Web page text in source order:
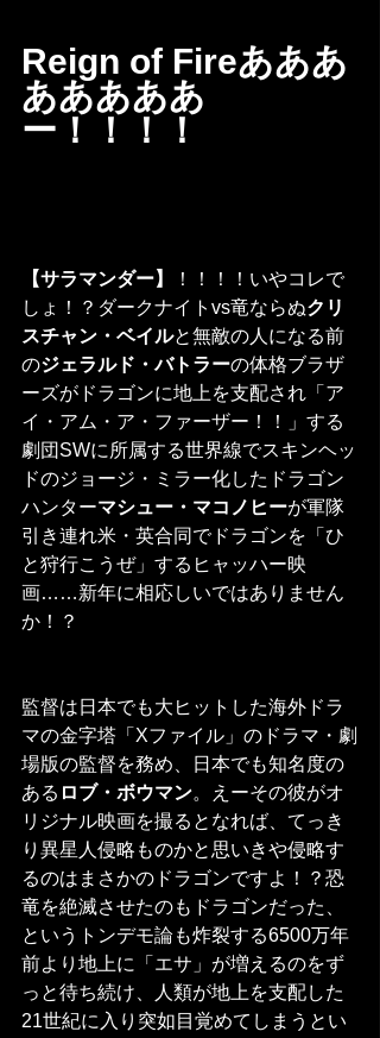
Reign of Fireあああ
あああああ
ー！！！！
【サラマンダー】
！！！！いやコレで
しょ！？ダークナイトvs竜ならぬクリ
スチャン・ベイルと無敵の人になる前
のジェラルド・バトラーの体格ブラザ
ーズがドラゴンに地上を支配され「ア
イ・アム・ア・ファーザー！！」する
劇団SWに所属する世界線でスキンヘッ
ドのジョージ・ミラー化したドラゴン
ハンターマシュー・マコノヒーが軍隊
引き連れ米・英合同でドラゴンを「ひ
と狩行こうぜ」するヒャッハー映
画……新年に相応しいではありません
か！？
監督は日本でも大ヒットした海外ドラ
マの金字塔「Xファイル」のドラマ・劇
場版の監督を務め、日本でも知名度の
ある ロブ・ボウマン。えーその彼がオ
リジナル映画を撮るとなれば、てっき
り異星人侵略ものかと思いきや侵略す
るのはまさかのドラゴンですよ！？恐
竜を絶滅させたのもドラゴンだった、
というトンデモ論も炸裂する6500万年
前より地上に「エサ」が増えるのをず
っと待ち続け、人類が地上を支配した
21世紀に入り突如目覚めてしまうとい